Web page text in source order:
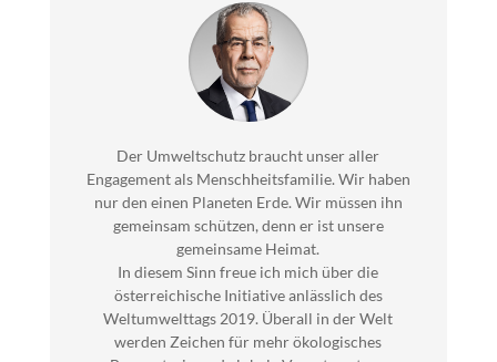
Der Umweltschutz braucht unser aller
Engagement als Menschheitsfamilie. Wir haben
nur den einen Planeten Erde. Wir müssen ihn
gemeinsam schützen, denn er ist unsere
gemeinsame Heimat.
In diesem Sinn freue ich mich über die
österreichische Initiative anlässlich des
Weltumwelttags 2019. Überall in der Welt
werden Zeichen für mehr ökologisches